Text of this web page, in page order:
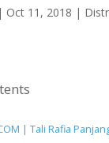
| Oct 11, 2018 |
| Tali Rafia